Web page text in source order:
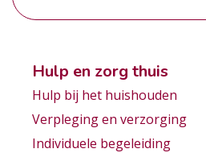
Hulp en zorg thuis
Hulp bij het huishouden
Verpleging en verzorging
Individuele begeleiding